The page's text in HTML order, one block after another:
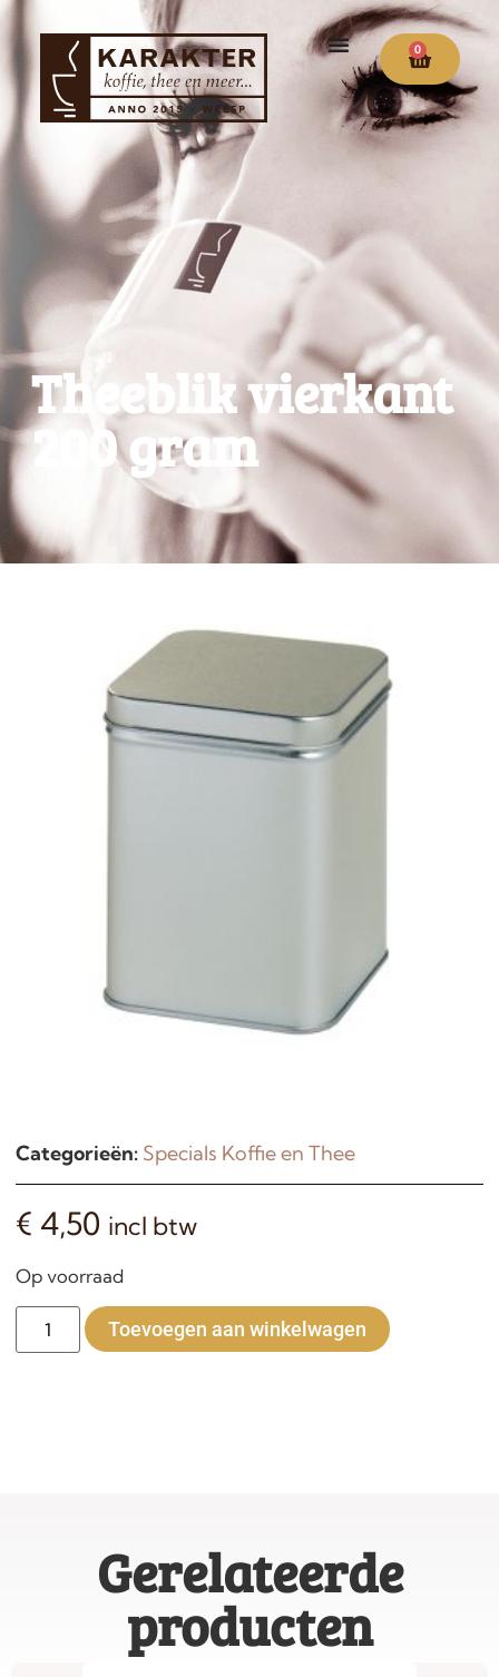
0
Theeblik vierkant
200 gram
Categorieën: Specials Koffie en Thee
€ 4,50 incl btw
Op voorraad
Toevoegen aan winkelwagen
Gerelateerde
producten